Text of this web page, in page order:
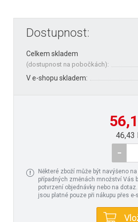
Dostupnost:
Celkem skladem
(dostupnost na pobočkách):
V e-shopu skladem:
46,43
Některé zboží může být navýšeno
případných změnách množství Vás
potvrzení objednávky nebo na
jsou platné pouze při nákupu přes e-